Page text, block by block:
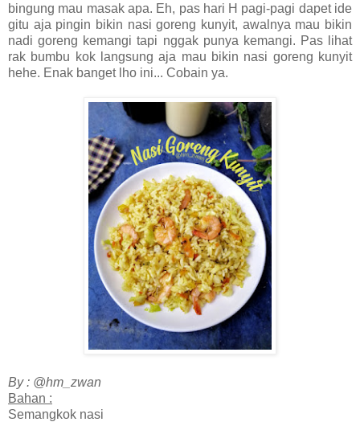
bingung mau masak apa. Eh, pas hari H pagi-pagi dapet ide
gitu aja pingin bikin nasi goreng kunyit, awalnya mau bikin
nadi goreng kemangi tapi nggak punya kemangi. Pas lihat
rak bumbu kok langsung aja mau bikin nasi goreng kunyit
hehe. Enak banget lho ini... Cobain ya.
By : @hm_zwan
Bahan :
Semangkok nasi